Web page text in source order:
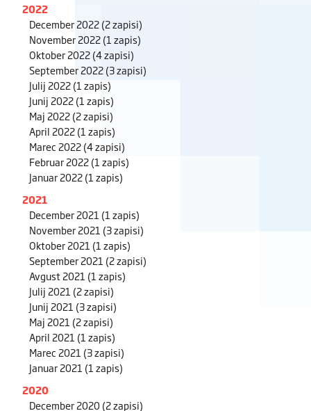
2022
December 2022(2 zapisi)
November 2022(1 zapis)
Oktober 2022(4 zapisi)
September 2022(3 zapisi)
Julij 2022(1 zapis)
Junij 2022(1 zapis)
Maj 2022(2 zapisi)
April 2022(1 zapis)
Marec 2022(4 zapisi)
Februar 2022(1 zapis)
Januar 2022(1 zapis)
2021
December 2021 (1 zapis)
November 2021 (3 zapisi)
Oktober 2021 (1 zapis)
September 2021 (2 zapisi)
Avgust 2021 (1 zapis)
Julij 2021 (2 zapisi)
Junij 2021 (3 zapisi)
Maj 2021 (2 zapisi)
April 2021 (1 zapis)
Marec 2021 (3 zapisi)
Januar 2021 (1 zapis)
2020
December 2020(2 zapisi)